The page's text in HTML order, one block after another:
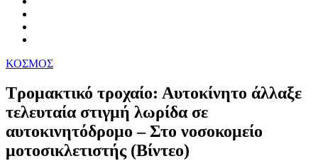
ΚΟΣΜΟΣ
Τρομακτικό τροχαίο: Αυτοκίνητο άλλαξε
τελευταία στιγμή λωρίδα σε
αυτοκινητόδρομο – Στο νοσοκομείο
μοτοσικλετιστής (Βίντεο)